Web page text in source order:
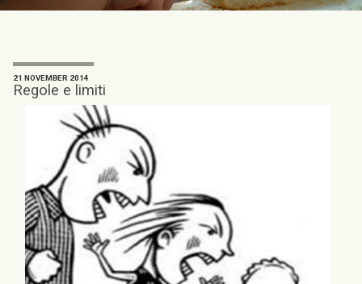
21 NOVEMBER 2014
Regole e limiti